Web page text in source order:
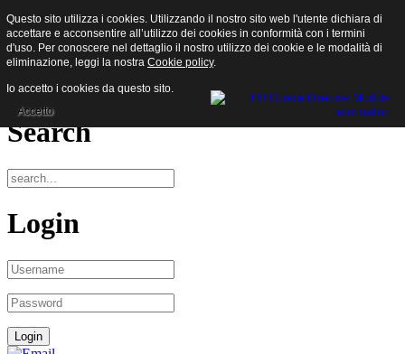
Sisam S.p.a.
Menu
Search
Login
Questo sito utilizza i cookies. Utilizzando il nostro sito web l'utente dichiara di
accettare e acconsentire all’utilizzo dei cookies in conformità con i termini
d'uso. Per conoscere nel dettaglio il nostro utilizzo dei cookie e le modalità di
eliminazione, leggi la nostra Cookie policy.
Io accetto i cookies da questo sito.
Accetto